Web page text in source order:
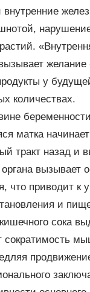
внутренние
желание
у
количествах.
матка начинает
тракт назад и
органа вызывает
что приводит к
и
сока
сократимость